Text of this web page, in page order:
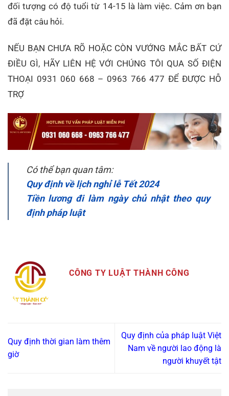
đối tượng có độ tuổi từ 14-15 là làm việc. Cảm ơn bạn
đã đặt câu hỏi.
NẾU BẠN CHƯA RÕ HOẶC CÒN VƯỚNG MẮC BẤT CỨ
ĐIỀU GÌ, HÃY LIÊN HỆ VỚI CHÚNG TÔI QUA SỐ ĐIỆN
THOẠI 0931 060 668 – 0963 766 477 ĐỂ ĐƯỢC HỖ
TRỢ
Có thể bạn quan tâm:
Quy định về lịch nghỉ lễ Tết 2024
Tiền lương đi làm ngày chủ nhật theo quy
định pháp luật
CÔNG TY LUẬT THÀNH CÔNG
Quy định thời gian làm thêm
giờ
Quy định của pháp luật Việt
Nam về người lao động là
người khuyết tật